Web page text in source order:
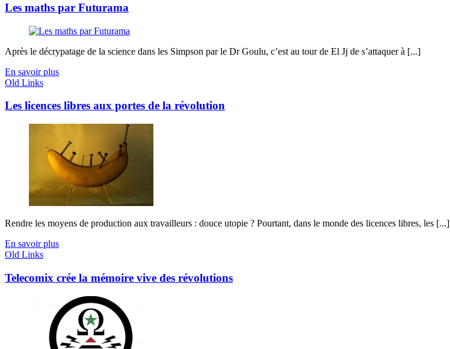
Les maths par Futurama
Après le décrypatage de la science dans les Simpson par le Dr Goulu, c’est au tour de El Jj de s’attaquer à [...]
En savoir plus
Old Links
Les licences libres aux portes de la révolution
Rendre les moyens de production aux travailleurs : douce utopie ? Pourtant, dans le monde des licences libres, les [...]
En savoir plus
Old Links
Telecomix crée la mémoire vive des révolutions